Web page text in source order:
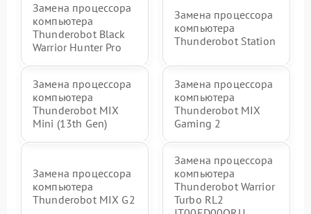
Замена процессора
компьютера
Thunderobot Black
Warrior Hunter Pro
Замена процессора
компьютера
Thunderobot Station
Замена процессора
компьютера
Thunderobot MIX
Mini (13th Gen)
Замена процессора
компьютера
Thunderobot MIX
Gaming 2
Замена процессора
компьютера
Thunderobot MIX G2
Замена процессора
компьютера
Thunderobot Warrior
Turbo RL2